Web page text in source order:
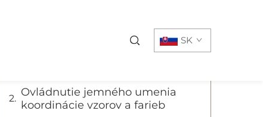
SK
Ovládnutie jemného umenia
koordinácie vzorov a farieb